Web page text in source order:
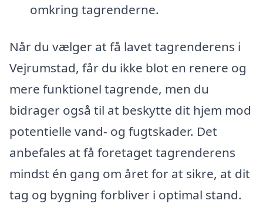
omkring tagrenderne.
Når du vælger at få lavet tagrenderens i
Vejrumstad, får du ikke blot en renere og
mere funktionel tagrende, men du
bidrager også til at beskytte dit hjem mod
potentielle vand- og fugtskader. Det
anbefales at få foretaget tagrenderens
mindst én gang om året for at sikre, at dit
tag og bygning forbliver i optimal stand.